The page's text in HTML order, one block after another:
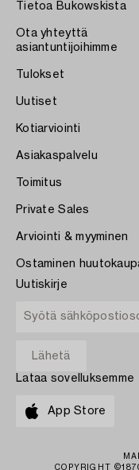
Tietoa Bukowskista
Ota yhteyttä
asiantuntijoihimme
Tulokset
Uutiset
Kotiarviointi
Asiakaspalvelu
Toimitus
Private Sales
Arviointi & myyminen
Ostaminen
Uutiskirje
Lataa sovelluksemme
App Store
COPYRIGHT